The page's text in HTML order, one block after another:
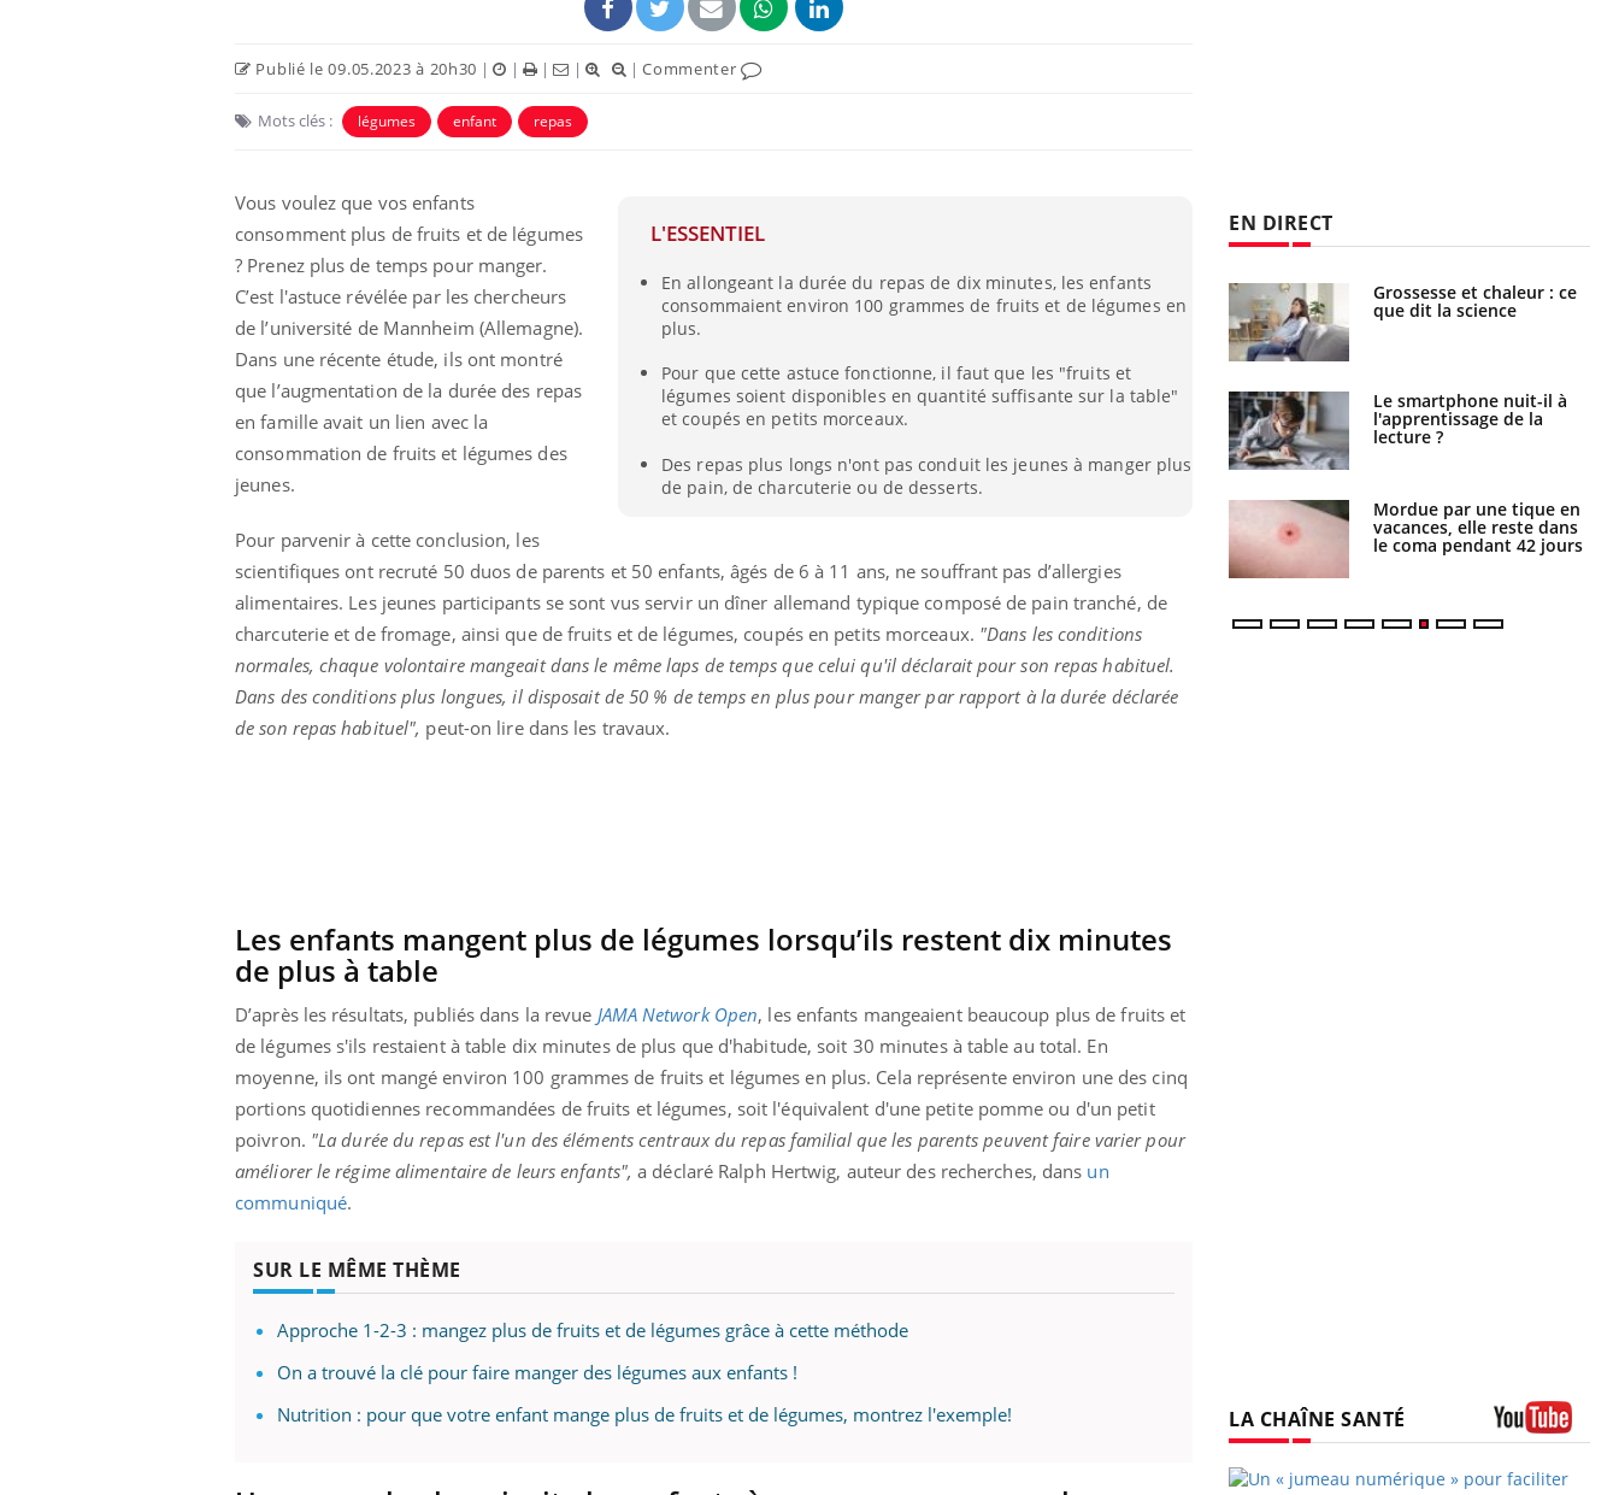
Publié le 09.05.2023 à 20h30 | | | | |Commenter
Mots clés : légumes enfant repas
L'ESSENTIEL
En allongeant la durée du repas de dix minutes, les enfants
consommaient environ 100 grammes de fruits et de légumes en
plus.
Pour que cette astuce fonctionne, il faut que les "fruits et
légumes soient disponibles en quantité suffisante sur la table"
et coupés en petits morceaux.
Des repas plus longs n'ont pas conduit les jeunes à manger plus
de pain, de charcuterie ou de desserts.
Vous voulez que vos enfants
consomment plus de fruits et de légumes
? Prenez plus de temps pour manger.
C’est l'astuce révélée par les chercheurs
de l’université de Mannheim (Allemagne).
Dans une récente étude, ils ont montré
que l’augmentation de la durée des repas
en famille avait un lien avec la
consommation de fruits et légumes des
jeunes.
Pour parvenir à cette conclusion, les
scientifiques ont recruté 50 duos de parents et 50 enfants, âgés de 6 à 11 ans, ne souffrant pas d’allergies
alimentaires. Les jeunes participants se sont vus servir un dîner allemand typique composé de pain tranché, de
charcuterie et de fromage, ainsi que de fruits et de légumes, coupés en petits morceaux. "Dans les conditions
normales, chaque volontaire mangeait dans le même laps de temps que celui qu'il déclarait pour son repas habituel.
Dans des conditions plus longues, il disposait de 50 % de temps en plus pour manger par rapport à la durée déclarée
de son repas habituel", peut-on lire dans les travaux.
Les enfants mangent plus de légumes lorsqu’ils restent dix minutes
de plus à table
D’après les résultats, publiés dans la revue JAMA Network Open, les enfants mangeaient beaucoup plus de fruits et
de légumes s'ils restaient à table dix minutes de plus que d'habitude, soit 30 minutes à table au total. En
moyenne, ils ont mangé environ 100 grammes de fruits et légumes en plus. Cela représente environ une des cinq
portions quotidiennes recommandées de fruits et légumes, soit l'équivalent d'une petite pomme ou d'un petit
poivron. "La durée du repas est l'un des éléments centraux du repas familial que les parents peuvent faire varier pour
améliorer le régime alimentaire de leurs enfants", a déclaré Ralph Hertwig, auteur des recherches, dans un
communiqué.
SUR LE MÊME THÈME
Approche 1-2-3 : mangez plus de fruits et de légumes grâce à cette méthode
On a trouvé la clé pour faire manger des légumes aux enfants !
Nutrition : pour que votre enfant mange plus de fruits et de légumes, montrez l'exemple!
EN DIRECT
Chikungunya, dengue,
West Nile : que se passe-
t-il dans le sud de la
Les médicaments GLP-1
protègent-ils aussi les os
?
charge des femmes
enceintes
La sieste empêche-t-elle
de dormir la nuit ?
VIH : la fin du comprimé
tous les jours se profile-t-
elle enfin ?
Fortes chaleurs :
pourquoi le risque de
Le Viagra pourrait-il
Grossesse et chaleur : ce
que dit la science
Le smartphone nuit-il à
l'apprentissage de la
lecture ?
Mordue par une tique en
vacances, elle reste dans
le coma pendant 42 jours
LA CHAÎNE SANTÉ